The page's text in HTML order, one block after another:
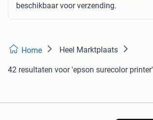
beschikbaar voor verzending.
Home Heel Marktplaats
42 resultaten voor 'epson surecolor printer'